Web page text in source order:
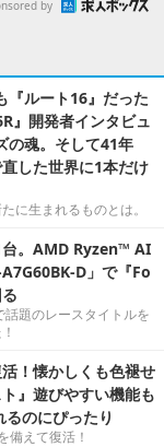
by
『ルート16』だった
』開発者インタビュ
の魂。そして41年
した世界に1本だけ
に生まれるものとは。
台。AMD Ryzen™ AI
D」で『Fo
題のレースタイトルを
！懐かしくも色褪せ
』遊びやすい機能も
のにぴったり
備えて復活！